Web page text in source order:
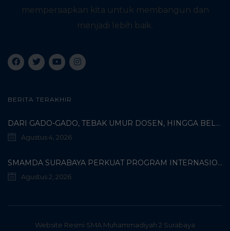
mempersiapkan kita untuk membangun dan
menjadi lebih baik.
BERITA TERAKHIR
DARI GADO-GADO, TEBAK UMUR DOSEN, HINGGA BELI PECI MUHAMMADIYAH: TERUNGKAPNYA KISAH UNIK 3 MAHASISWA TURKI DI SMAMDA!
Agustus 4, 2026
SMAMDA SURABAYA PERKUAT PROGRAM INTERNASIONAL MELALUI KOORDINASI BERSAMA WALI MURID KELAS X
Agustus 2, 2026
Website Resmi SMA Muhammadiyah 2 Surabaya